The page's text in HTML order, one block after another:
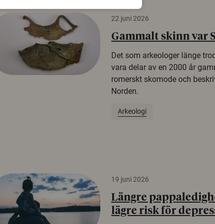
22 juni 2026
Gammalt skinn var
Det som arkeologer länge
vara delar av en 2000 år
romerskt skomode och
Norden.
Arkeologi
19 juni 2026
Längre
lägre risk för